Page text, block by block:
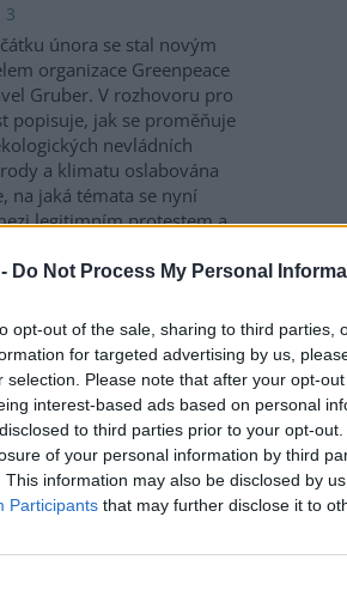
Do Not Process My Personal
opt-out of the sale, sharing to third parties,
for targeted advertising by us,
selection. Please note that after your opt-
interest-based ads based on personal
to third parties prior to your opt-
of your personal information by third
This information may also be disclosed by
Participants that may further disclose it to
3
února se stal novým
organizace Greenpeace
Gruber. V rozhovoru pro
popisuje, jak se proměňuje
nevládních
a klimatu oslabována
na jaká témata se nyní
legitimním protestem a
žalu platí,
9
úzkost, environmentální
smutek. Jsou to nové
nebo prožívali podobné
i lidé v minulosti? Obavy z
se životního prostředí
Někdy ale mohou narůst
Jak poznáme, že nastal čas
I o tom jsme hovořili s